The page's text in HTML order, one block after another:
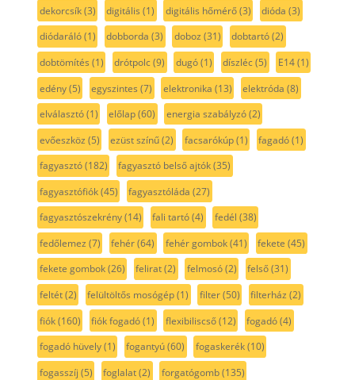
dekorcsík(3) digitális (1) digitális hőmérő(3) dióda (3)
diódaráló(1) dobborda (3) doboz (31) dobtartó(2)
dobtömítés (1) drótpolc(9) dugó(1) díszléc(5) E14(1)
edény(5) egyszintes (7) elektronika (13) elektróda (8)
elválasztó(1) előlap(60) energia szabályzó(2)
evőeszköz (5) ezüst színű(2) facsarókúp(1) fagadó(1)
fagyasztó(182) fagyasztó belső ajtók(35)
fagyasztófiók(45) fagyasztóláda (27)
fagyasztószekrény(14) fali tartó(4) fedél (38)
fedőlemez (7) fehér(64) fehér gombok(41) fekete (45)
fekete gombok(26) felirat(2) felmosó(2) felső(31)
feltét(2) felültöltős mosógép(1) filter(50) filterház (2)
fiók(160) fiók fogadó(1) flexibiliscső(12) fogadó(4)
fogadó hüvely(1) fogantyú(60) fogaskerék(10)
fogasszíj (5) foglalat(2) forgatógomb(135)